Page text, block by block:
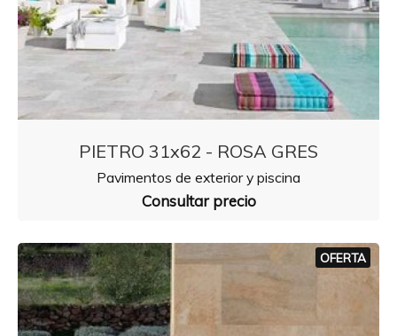
PIETRO 31x62 - ROSA GRES
Pavimentos de exterior y piscina
Consultar precio
OFERTA